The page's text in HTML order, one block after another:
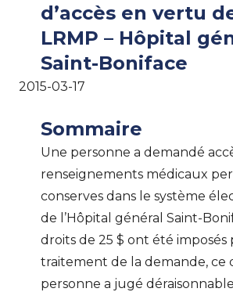
d’accès en vertu
LRMP – Hôpital
Saint-Boniface
2015-03-17
Sommaire
Une personne a demandé
renseignements médicaux
conserves dans le système
de l’Hôpital général Saint-
droits de 25 $ ont été imposés
traitement de la demande, ce
personne a jugé